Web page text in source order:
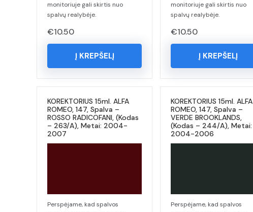
monitoriuje gali skirtis nuo
spalvų realybėje.
€10.50
Į KREPŠELĮ
monitoriuje gali skirtis nuo
spalvų realybėje.
€10.50
Į KREPŠELĮ
KOREKTORIUS 15ml. ALFA
ROMEO, 147, Spalva –
ROSSO RADICOFANI, (Kodas
– 263/A), Metai: 2004-
2007
Perspėjame, kad spalvos
KOREKTORIUS 15ml. ALFA
ROMEO, 147, Spalva –
VERDE BROOKLANDS,
(Kodas – 244/A), Metai:
2004-2006
Perspėjame, kad spalvos